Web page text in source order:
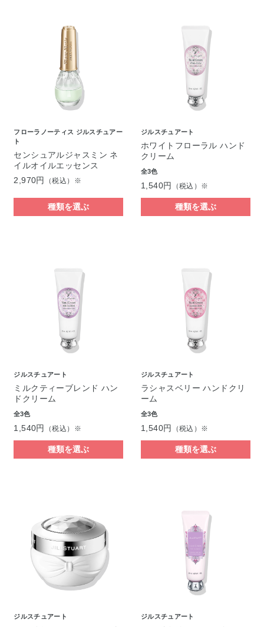
フローラノーティス ジルスチュアー
ト
センシュアルジャスミン ネ
イルオイルエッセンス
2,970円
（税込）※
種類を選ぶ
ジルスチュアート
ホワイトフローラル ハンド
クリーム
全3色
1,540円 （税込）※
種類を選ぶ
ジルスチュアート
ミルクティーブレンド ハン
ドクリーム
全3色
1,540円 （税込）※
種類を選ぶ
ジルスチュアート
ラシャスベリー ハンドクリ
ーム
全3色
1,540円 （税込）※
種類を選ぶ
ジルスチュアート ジルスチュアート